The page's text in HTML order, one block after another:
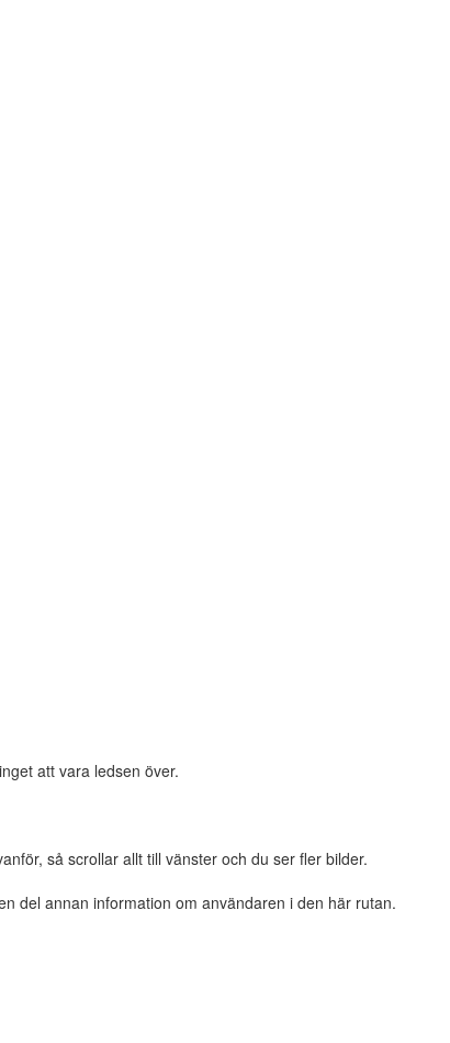
att vara ledsen över.
så scrollar allt till vänster och du ser fler bilder.
del annan information om användaren i den här rutan.